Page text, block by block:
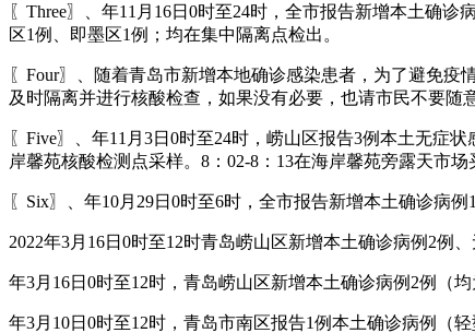
〖Three〗、年11月16日0时至24时，全市报告新增本土确
区1例、即墨区1例；均在集中隔离点检出。
〖Four〗、随着青岛市新增本地确诊感染患者，为了避免
及时隔离并进行核酸检查，如果没有必要，也请市民不要随
〖Five〗、年11月3日0时至24时，崂山区报告3例本土无症
岸馨苑核酸检测点采样。8：02-8：13在海岸馨苑旁露天市
〖Six〗、年10月29日0时至6时，全市报告新增本土确诊病
2022年3月16日0时至12时青岛崂山区新增本土确诊病例2例
年3月16日0时至12时，青岛崂山区新增本土确诊病例2例（
年3月10日0时至12时，青岛市南区报告1例本土确诊病例（